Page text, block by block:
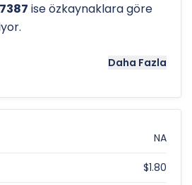
ise özkaynaklara göre
trendini ve potansiyel
önemli araçlardır. Hissenin
seviyesi olan$6.30ve düşük
Daha Fazla
NA
$1.80